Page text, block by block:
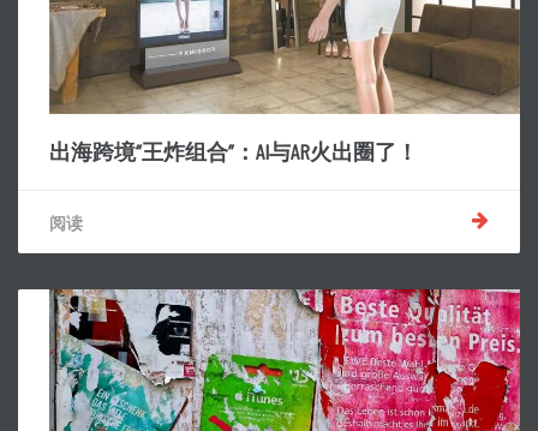
出海跨境“王炸组合”：AI与AR火出圈了！
阅读